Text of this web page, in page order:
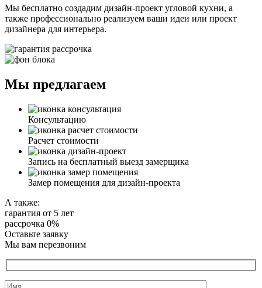
Мы бесплатно создадим дизайн-проект угловой кухни, а
также профессионально реализуем ваши идеи или проект
дизайнера для интерьера.
Мы предлагаем
Консультацию
Расчет стоимости
Запись на бесплатный выезд замерщика
Замер помещения для дизайн-проекта
А также:
гарантия от 5 лет
рассрочка 0%
Оставьте заявку
Мы вам перезвоним